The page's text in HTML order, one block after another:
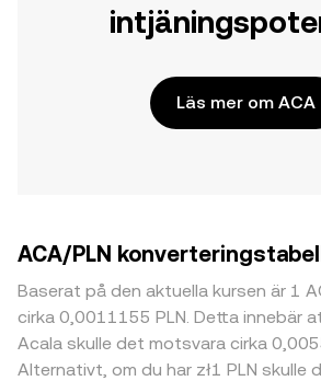
Läs mer om ACA
ACA/PLN
Baserat på den aktuella kursen är 1
cirka 0,0011155 PLN. Detta innebär
Acala skulle det motsvara cirka
Alternativt, om du har zł1 PLN skulle